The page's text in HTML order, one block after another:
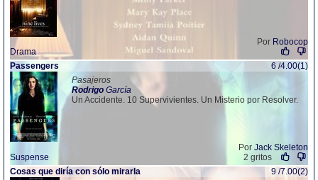
Por Robocop
Drama
Passengers
6 /4.00(1)
Pasajeros
Rodrigo García
Un Accidente. 10 Supervivientes. Un Misterio por Resolver.
Por Jack Skeleton
Suspense
2 gritos
Cosas que diría con sólo mirarla
9 /7.00(2)